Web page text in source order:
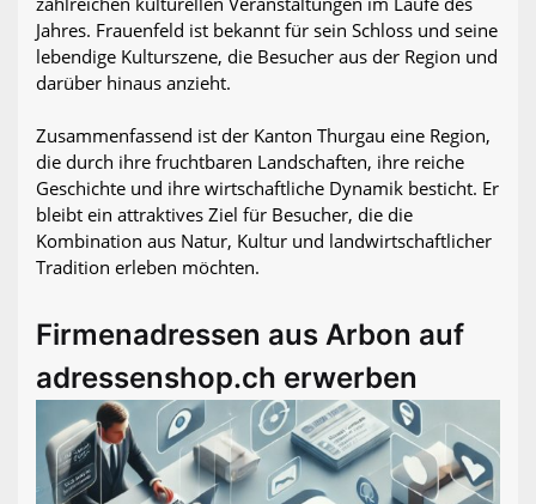
Jahres. Frauenfeld ist bekannt für sein Schloss und seine
lebendige Kulturszene, die Besucher aus der Region und
darüber hinaus anzieht.
Zusammenfassend ist der Kanton Thurgau eine Region,
die durch ihre fruchtbaren Landschaften, ihre reiche
Geschichte und ihre wirtschaftliche Dynamik besticht. Er
bleibt ein attraktives Ziel für Besucher, die die
Kombination aus Natur, Kultur und landwirtschaftlicher
Tradition erleben möchten.
Firmenadressen aus Arbon auf
adressenshop.ch erwerben